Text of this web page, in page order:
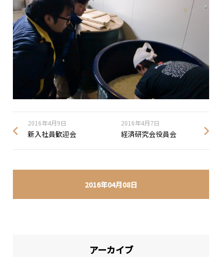
2016年04月08日
2016年4月9日
新入社員歓迎会
2016年4月7日
経済研究会役員会
アーカイブ